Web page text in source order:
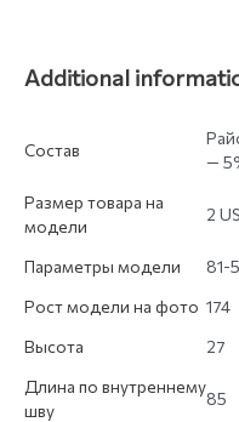
Additional
Состав
—
Размер товара на
модели
2 US
Параметры модели
81-
Рост модели на фото 174
Высота
27
Длина по внутреннему
шву
85